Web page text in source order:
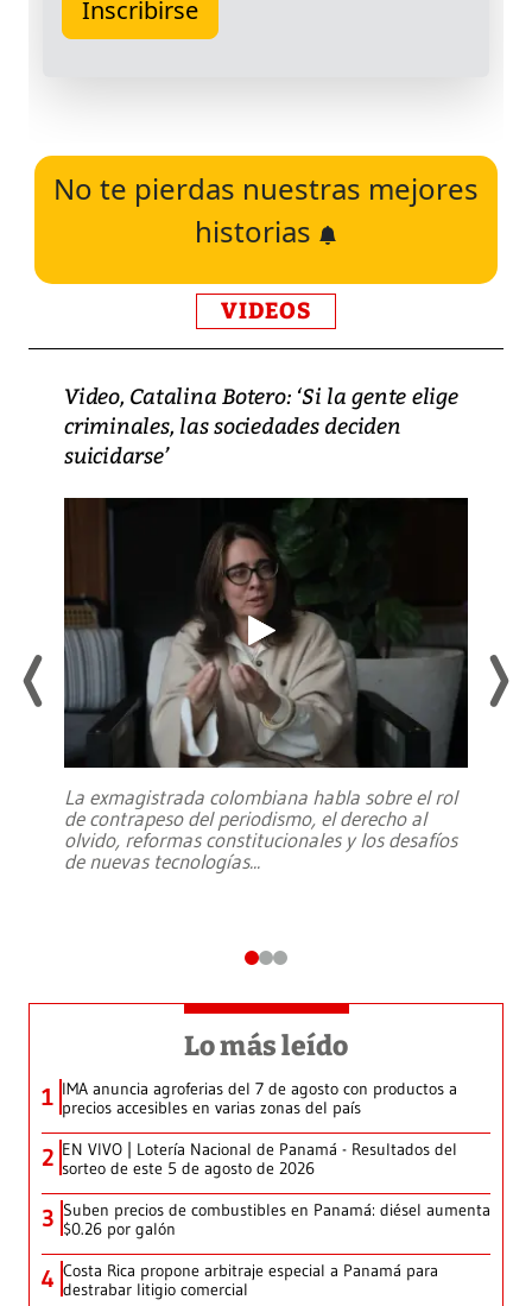
No te pierdas nuestras mejores
historias
VIDEOS
Video, Catalina Botero: ‘Si la gente elige
criminales, las sociedades deciden
suicidarse’
La exmagistrada colombiana habla sobre el rol
de contrapeso del periodismo, el derecho al
olvido, reformas constitucionales y los desafíos
de nuevas tecnologías...
Lo más leído
1 IMA anuncia agroferias del 7 de agosto con productos a
precios accesibles en varias zonas del país
2 EN VIVO | Lotería Nacional de Panamá - Resultados del
sorteo de este 5 de agosto de 2026
3 Suben precios de combustibles en Panamá: diésel aumenta
$0.26 por galón
4 Costa Rica propone arbitraje especial a Panamá para
destrabar litigio comercial